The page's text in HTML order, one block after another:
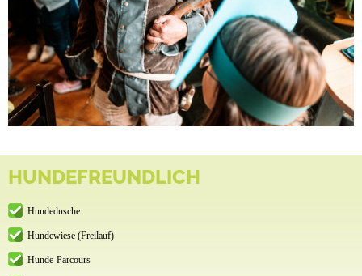
HUNDEFREUNDLICH
Hundedusche
Hundewiese (Freilauf)
Hunde-Parcours